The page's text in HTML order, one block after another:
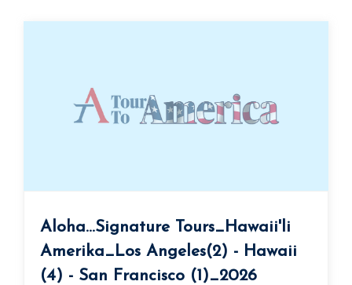
Aloha...Signature Tours_Hawaii'li
Amerika_Los Angeles(2) - Hawaii
(4) - San Francisco (1)_2026